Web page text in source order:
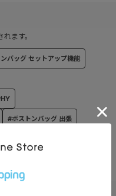
アップ可能な機能を搭載。
バッグ セットアップ機能
#ボストンバッグ 出張
ケット 出張
ます。